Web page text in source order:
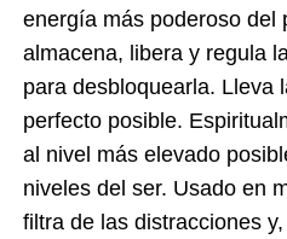
energía más poderoso del
almacena, libera y regula
para desbloquearla. Lleva
perfecto posible.
al nivel más elevado
niveles del ser. Usado en
filtra de las distracciones